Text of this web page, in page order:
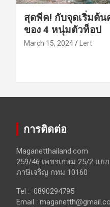
สุดพีค! กับจุดเริ่มต้
ของ 4 หนุ่มตัวท็อป
March 15, 2024 Lert
การติดต่อ
Maganetthailand.com
259/46 เพชรเกษม 25/2 แย
ภาษีเจริญ กทม 10160
Tel : 0890294795
Email :